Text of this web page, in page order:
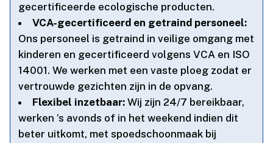
gecertificeerde ecologische producten.​
VCA-gecertificeerd en getraind personeel:
Ons personeel is getraind in veilige omgang met
kinderen en gecertificeerd volgens VCA en ISO
14001.​ We werken met een vaste ploeg zodat er
vertrouwde gezichten zijn in de opvang.​
Flexibel inzetbaar: Wij zijn 24/7 bereikbaar,
werken ’s avonds of in het weekend indien dit
beter uitkomt, met spoedschoonmaak bij